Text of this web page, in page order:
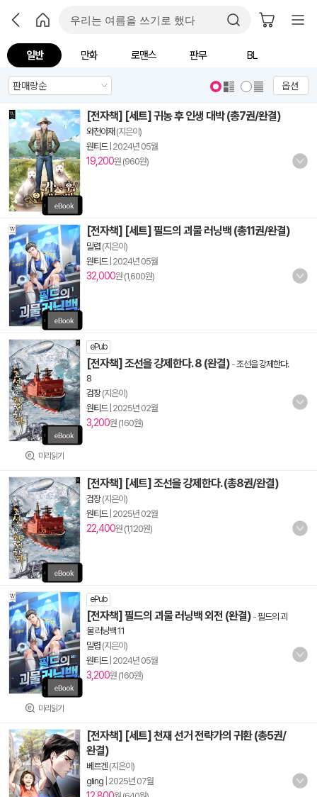
일반 만화 로맨스 판무 BL
옵션
[전자책] [세트] 귀농 후 인생 대박 (총7권/완결)
와천아재 (지은이)
원티드| 2024년 05월
19,200원 (960원)
[전자책] [세트] 필드의 괴물 러닝백 (총11권/완결)
밀렵 (지은이)
원티드| 2024년 05월
32,000원 (1,600원)
미리읽기
ePub
[전자책] 조선을 강제한다. 8 (완결) -조선을 강제한다.
8
검장(지은이)
원티드| 2025년 02월
3,200원 (160원)
[전자책] [세트] 조선을 강제한다. (총8권/완결)
검장(지은이)
원티드| 2025년 02월
22,400원 (1,120원)
미리읽기
ePub
[전자책] 필드의 괴물 러닝백 외전 (완결) -필드의 괴
물 러닝백 11
밀렵 (지은이)
원티드| 2024년 05월
3,200원 (160원)
[전자책] [세트] 천재 선거 전략가의 귀환 (총5권/
완결)
베르겐 (지은이)
gling 2025년 07월